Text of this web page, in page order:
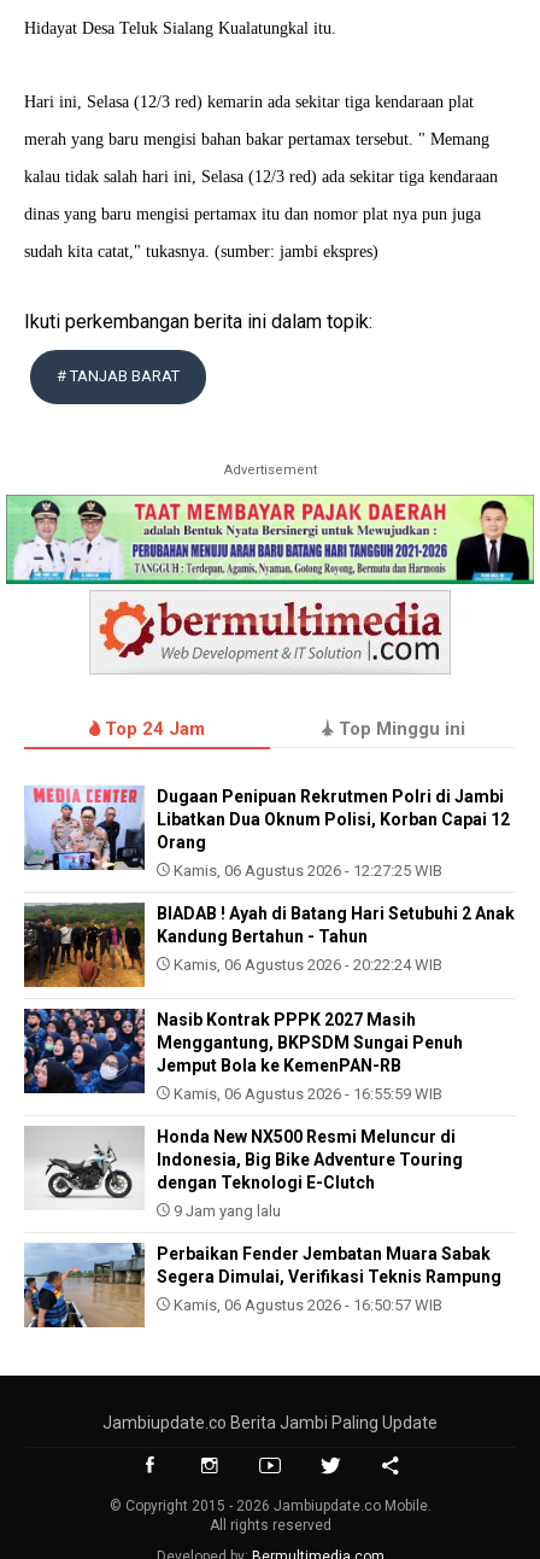
Hidayat Desa Teluk Sialang Kualatungkal itu.
Hari ini, Selasa (12/3 red) kemarin ada sekitar tiga kendaraan plat
merah yang baru mengisi bahan bakar pertamax tersebut. " Memang
kalau tidak salah hari ini, Selasa (12/3 red) ada sekitar tiga kendaraan
dinas yang baru mengisi pertamax itu dan nomor plat nya pun juga
sudah kita catat," tukasnya. (sumber: jambi ekspres)
Ikuti perkembangan berita ini dalam topik:
# TANJAB BARAT
Advertisement
Top 24 Jam Top Minggu ini
Dugaan Penipuan Rekrutmen Polri di Jambi
Libatkan Dua Oknum Polisi, Korban Capai 12
Orang
Kamis, 06 Agustus 2026 - 12:27:25 WIB
BIADAB ! Ayah di Batang Hari Setubuhi 2 Anak
Kandung Bertahun - Tahun
Kamis, 06 Agustus 2026 - 20:22:24 WIB
Nasib Kontrak PPPK 2027 Masih
Menggantung, BKPSDM Sungai Penuh
Jemput Bola ke KemenPAN-RB
Kamis, 06 Agustus 2026 - 16:55:59 WIB
Honda New NX500 Resmi Meluncur di
Indonesia, Big Bike Adventure Touring
dengan Teknologi E-Clutch
9 Jam yang lalu
Perbaikan Fender Jembatan Muara Sabak
Segera Dimulai, Verifikasi Teknis Rampung
Kamis, 06 Agustus 2026 - 16:50:57 WIB
Jambiupdate.co Berita Jambi Paling Update
© Copyright 2015 - 2026 Jambiupdate.co Mobile.
All rights reserved